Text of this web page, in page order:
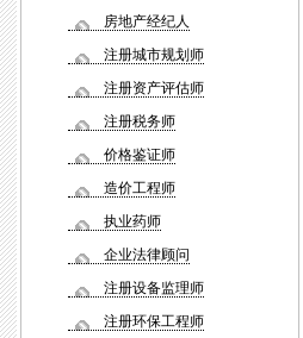
房地产经纪人
注册城市规划师
注册资产评估师
注册税务师
价格鉴证师
造价工程师
执业药师
企业法律顾问
注册设备监理师
注册环保工程师